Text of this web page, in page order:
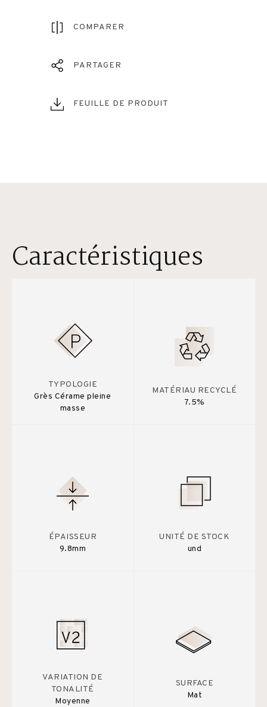
COMPARER
PARTAGER
FEUILLE DE PRODUIT
Caractéristiques
TYPOLOGIE
Grès Cérame pleine
masse
MATÉRIAU RECYCLÉ
7.5%
ÉPAISSEUR
9.8mm
UNITÉ DE STOCK
und
VARIATION DE
TONALITÉ
Moyenne
SURFACE
Mat